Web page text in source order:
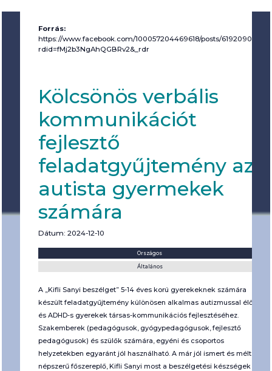
Forrás:
https://www.facebook.com/100057204469618/posts/
rdid=fMj2b3NgAhQGBRv2&_rdr
Kölcsönös verbális
kommunikációt
fejlesztő
feladatgyűjtemény az
autista gyermekek
számára
Dátum: 2024-12-10
Országos
Általános
A „Kifli Sanyi beszélget” 5-14 éves korú gyerekeknek számára
készült feladatgyűjtemény különösen alkalmas autizmussal élő
és ADHD-s gyerekek társas-kommunikációs fejlesztéséhez.
Szakemberek (pedagógusok, gyógypedagógusok, fejlesztő
pedagógusok) és szülők számára, egyéni és csoportos
helyzetekben egyaránt jól használható. A már jól ismert és méltán
népszerű főszereplő, Kifli Sanyi most a beszélgetési készségek